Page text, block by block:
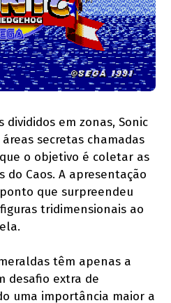
em zonas, Sonic
secretas chamadas
o objetivo é coletar as
do Caos. A apresentação
que surpreendeu
tridimensionais ao
têm apenas a
desafio extra de
uma importância maior a